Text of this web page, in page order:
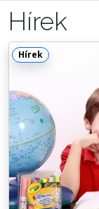
Hírek
Hírek